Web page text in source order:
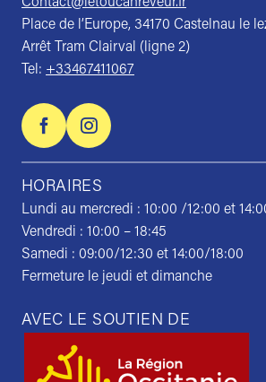
Place de l’Europe, 34170 Castelnau le
Arrêt Tram Clairval (ligne 2)
Tel: +33467411067
HORAIRES
Lundi au mercredi : 10:00 /12:00 et
Vendredi : 10:00 – 18:45
Samedi : 09:00/12:30 et 14:00/18:00
Fermeture le jeudi et dimanche
AVEC LE SOUTIEN DE